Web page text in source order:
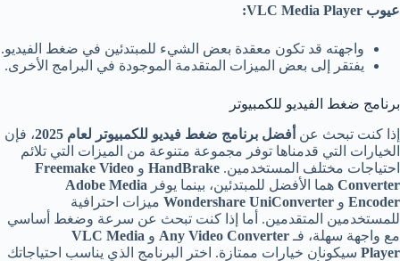
عيوب
واجهته قد تكون معقدة بعض الشيء للمبتدئين في ضغط الفيديو.
يفتقر إلى بعض الميزات المتقدمة الموجودة في البرامج الأخرى.
برنامج ضغط الفيديو للكمبيوتر
إذا كنت تبحث عن أفضل برنامج ضغط فيديو للكمبيوتر لعام 2025
، فإن
الخيارات التي قدمناها توفر مجموعة متنوعة من الميزات التي تلائم
احتياجات مختلف المستخدمين. HandBrake و Freemake Video
Converter هما الأفضل للمبتدئين، بينما يوفر Adobe Media
Encoder و Wondershare UniConverter ميزات احترافية
للمستخدمين المتقدمين. أما إذا كنت تبحث عن سرعة وضغط أساسي
مع واجهة سهلة، فـ Any Video Converter و VLC Media
Player سيكونان خيارات ممتازة. اختر البرنامج الذي يناسب احتياجاتك